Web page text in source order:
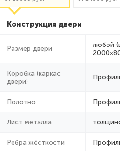
Конструкция двери
Размер двери
любой
Коробка (каркас
двери)
Полотно
Лист металла
Ребра жёсткости